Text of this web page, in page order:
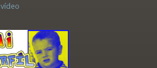
vídeo